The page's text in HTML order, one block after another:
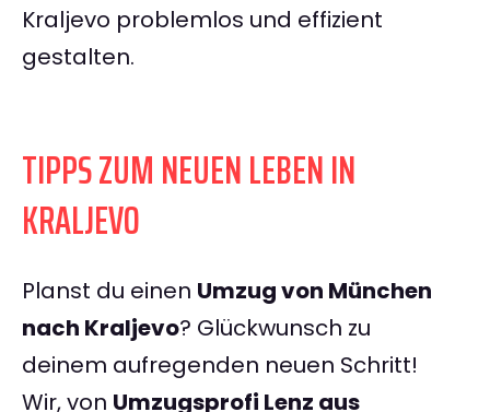
Kraljevo problemlos und effizient
gestalten.
TIPPS ZUM NEUEN LEBEN IN
KRALJEVO
Planst du einen Umzug von München
nach Kraljevo? Glückwunsch zu
deinem aufregenden neuen Schritt!
Wir, von Umzugsprofi Lenz aus